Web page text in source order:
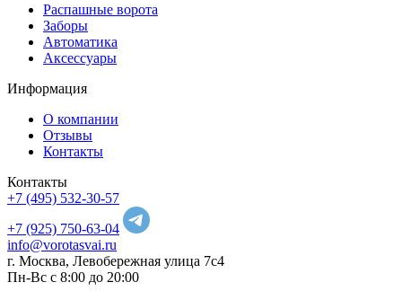
Распашные ворота
Заборы
Автоматика
Аксессуары
Информация
О компании
Отзывы
Контакты
Контакты
+7 (495) 532-30-57
+7 (925) 750-63-04
info@vorotasvai.ru
г. Москва, Левобережная улица 7с4
Пн-Вс с 8:00 до 20:00